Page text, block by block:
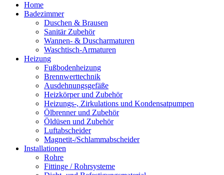
Home
Badezimmer
Duschen & Brausen
Sanitär Zubehör
Wannen- & Duscharmaturen
Waschtisch-Armaturen
Heizung
Fußbodenheizung
Brennwerttechnik
Ausdehnungsgefäße
Heizkörper und Zubehör
Heizungs-, Zirkulations und Kondensatpumpen
Ölbrenner und Zubehör
Öldüsen und Zubehör
Luftabscheider
Magnetit-/Schlammabscheider
Installationen
Rohre
Fittinge / Rohrsysteme